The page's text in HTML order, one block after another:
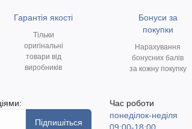
Гарантія якості
Тільки
оригінальні
товари від
виробників
Бонуси за
покупки
Нарахування
бонусних балів
за кожну покупку
Підпишіться
Час роботи
понеділок-неділя